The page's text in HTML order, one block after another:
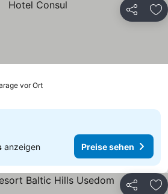
Teilen
vor Ort
anzeigen Preise sehen
Teilen